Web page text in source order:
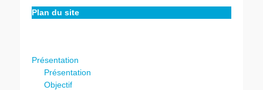
a
n
Plan du site
Présentation
Présentation
Objectif